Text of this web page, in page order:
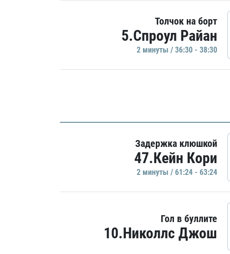
Толчок на борт
5.Спроул Райан
2 минуты / 36:30 - 38:30
Задержка клюшкой
47.Кейн Кори
2 минуты / 61:24 - 63:24
Гол в буллите
10.Николлс Джош